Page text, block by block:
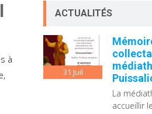
à
ACTUALITÉS
31 Juil
La
accueillir